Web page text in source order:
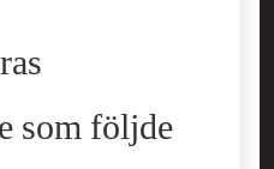
som följde